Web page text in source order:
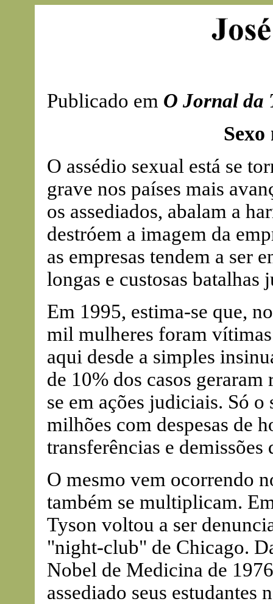
Publicado em O Jornal da
O assédio sexual está se
grave nos países mais
os assediados, abalam a
destróem a imagem da
as empresas tendem a ser
longas e custosas batalhas
Em 1995, estima-se que,
mil mulheres foram
aqui desde a simples
de 10% dos casos
se em ações judiciais. Só
milhões com despesas de
transferências e
O mesmo vem ocorrendo
também se multiplicam.
Tyson voltou a ser
"night-club" de Chicago.
Nobel de Medicina de
assediado seus estudantes